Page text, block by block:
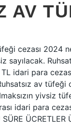
AV
cezası 2024
sayılacak.
idari para
av
yivsiz
idari para
SÜRE